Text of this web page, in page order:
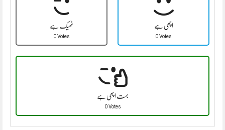
ٹھیک ہے
0 Votes
اچھی ہے
0 Votes
بہت اچھی ہے
0 Votes